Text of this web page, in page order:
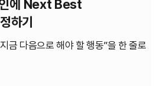
에 Next Best
하기
금 다음으로 해야 할 행동”을 한 줄로